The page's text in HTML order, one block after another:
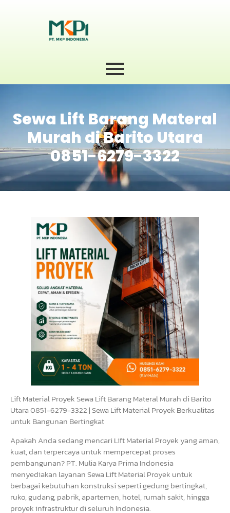
Sewa Lift Barang Materal
Murah di Barito Utara
0851-6279-3322
Lift Material Proyek Sewa Lift Barang Materal Murah di Barito
Utara 0851-6279-3322 | Sewa Lift Material Proyek Berkualitas
untuk Bangunan Bertingkat
Apakah Anda sedang mencari Lift Material Proyek yang aman,
kuat, dan terpercaya untuk mempercepat proses
pembangunan? PT. Mulia Karya Prima Indonesia
menyediakan layanan Sewa Lift Material Proyek untuk
berbagai kebutuhan konstruksi seperti gedung bertingkat,
ruko, gudang, pabrik, apartemen, hotel, rumah sakit, hingga
proyek infrastruktur di seluruh Indonesia.